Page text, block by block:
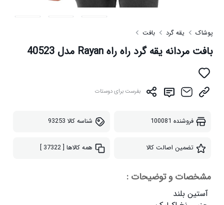
پوشاک یقه گرد بافت
بافت مردانه یقه گرد راه راه Rayan مدل 40523
بفرست برای دوستات
فروشنده 100081 شناسه کالا 93253
تضمین اصالت کالا همه کالاها [ 37322 ]
مشخصات و توضیحات :